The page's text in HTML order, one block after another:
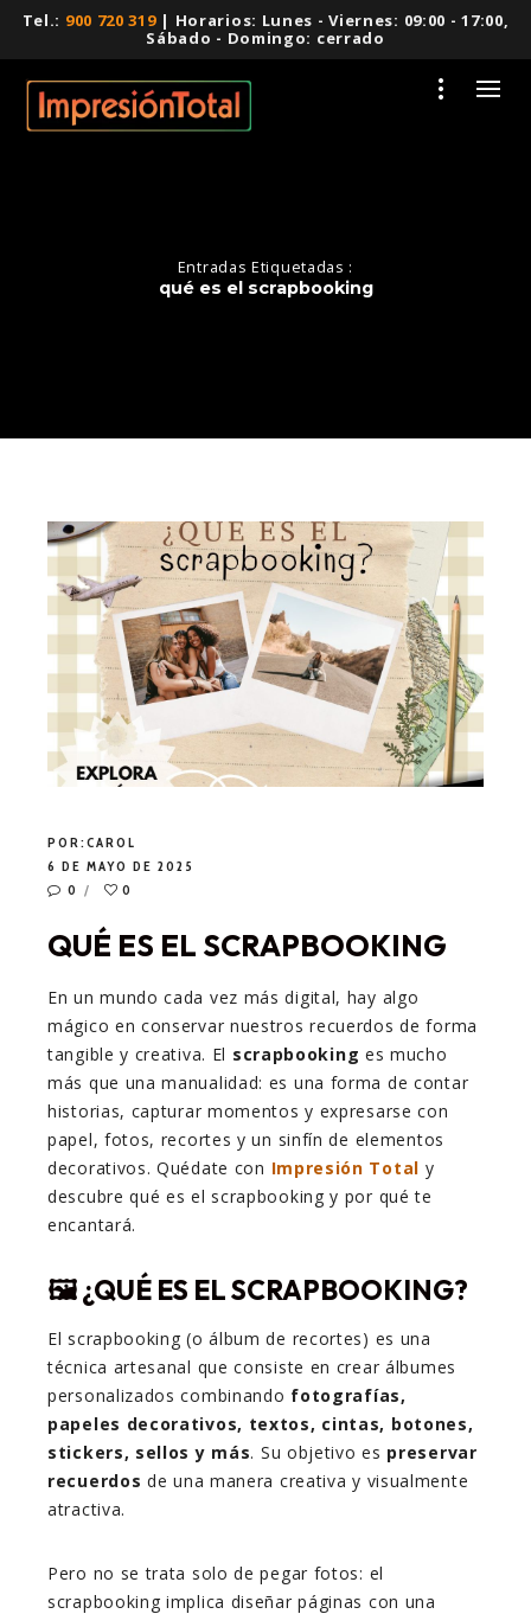
Tel.: 900 720 319| Horarios: Lunes - Viernes: 09:00 - 17:00,
Sábado - Domingo: cerrado
Entradas Etiquetadas :
qué es el scrapbooking
POR:CAROL
6 DE MAYO DE 2025
0
0
QUÉ ES EL SCRAPBOOKING
En un mundo cada vez más digital, hay algo
mágico en conservar nuestros recuerdos de forma
tangible y creativa. El scrapbooking es mucho
más que una manualidad: es una forma de contar
historias, capturar momentos y expresarse con
papel, fotos, recortes y un sinfín de elementos
decorativos. Quédate con Impresión Total y
descubre qué es el scrapbooking y por qué te
encantará.
🖼️ ¿QUÉ ES EL SCRAPBOOKING?
El scrapbooking (o álbum de recortes) es una
técnica artesanal que consiste en crear álbumes
personalizados combinando fotografías,
papeles decorativos, textos, cintas, botones,
stickers, sellos y más. Su objetivo es preservar
recuerdos de una manera creativa y visualmente
atractiva.
Pero no se trata solo de pegar fotos: el
scrapbooking implica diseñar páginas con una